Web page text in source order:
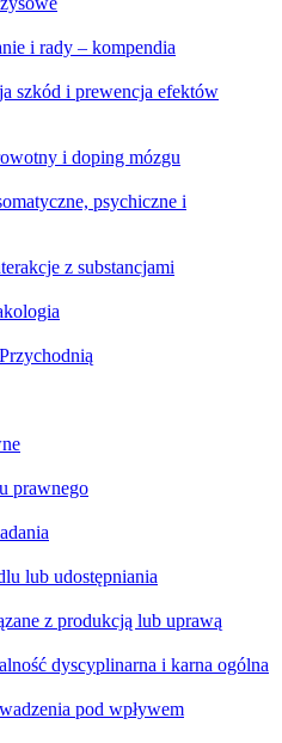
i rady – kompendia
i prewencja efektów
i doping mózgu
psychiczne i
z substancjami
lub udostępniania
z produkcją lub uprawą
dyscyplinarna i karna ogólna
pod wpływem